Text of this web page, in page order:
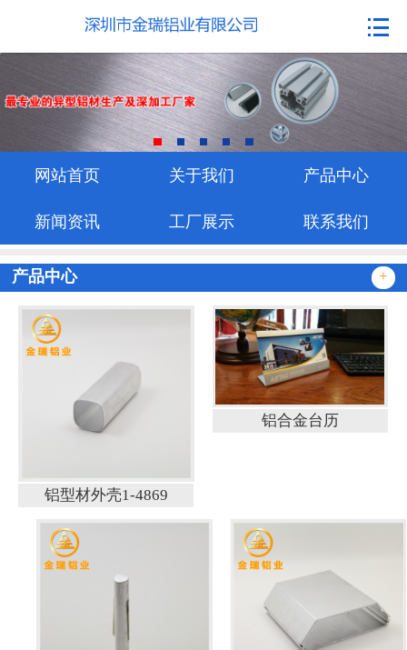
关于我们
产品中心
网站首页 关于我们 产品中心
新闻资讯 工厂展示 联系我们
产品中心 +
铝型材外壳1-4869
铝合金台历